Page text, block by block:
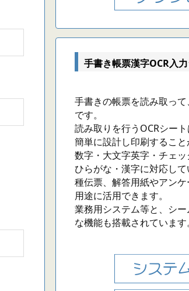
手書き帳票漢字OCR入
手書きの帳票を読み取っ
です。
読み取りを行うOCRシー
簡単に設計し印刷すること
数字・大文字英字・チェ
ひらがな・漢字に対応し
種伝票、解答用紙やアン
用途に活用できます。
業務用システム等と、シ
な機能も搭載されています。